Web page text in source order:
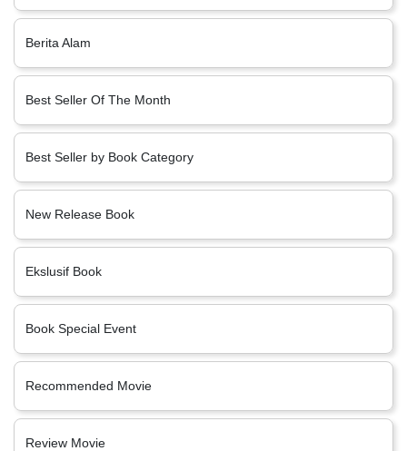
Berita Alam
Best Seller Of The Month
Best Seller by Book Category
New Release Book
Ekslusif Book
Book Special Event
Recommended Movie
Review Movie